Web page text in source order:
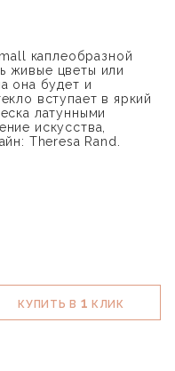
каплеобразной
живые цветы или
она будет и
вступает в яркий
латунными
искусства,
Theresa Rand.
КУПИТЬ В 1 КЛИК